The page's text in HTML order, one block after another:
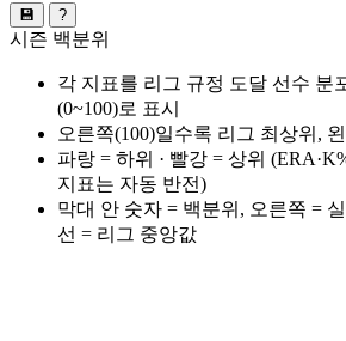
💾 ?
시즌 백분위
각 지표를 리그 규정 도달 선수 분
(0~100)로 표시
오른쪽(100)일수록 리그 최상위,
파랑 = 하위 · 빨강 = 상위
지표는 자동 반전)
막대 안 숫자 = 백분위, 오른쪽 =
선 = 리그 중앙값